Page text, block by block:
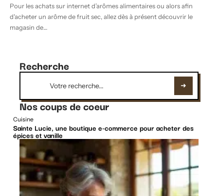
Pour les achats sur internet d’arômes alimentaires ou alors afin
d'acheter un arôme de fruit sec, allez dès à présent découvrir le
magasin de…
Recherche
Nos coups de coeur
Cuisine
Sainte Lucie, une boutique e-commerce pour acheter des
épices et vanille